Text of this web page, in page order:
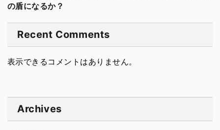
の盾になるか？
Recent Comments
表示できるコメントはありません。
Archives